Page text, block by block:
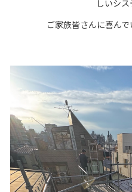
しいシス
ご家族皆さんに喜ん